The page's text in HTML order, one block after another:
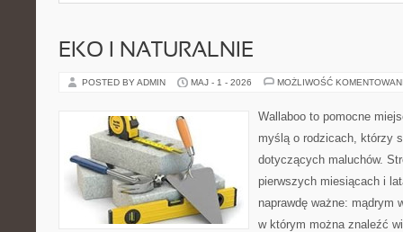
EKO I NATURALNIE
POSTED BY ADMIN MAJ - 1 - 2026 MOŻLIWOŚĆ
Wallaboo to pomocne
myślą o rodzicach, którzy
dotyczących maluchów.
pierwszych miesiącach i
naprawdę ważne: mądrym
w którym można znaleźć